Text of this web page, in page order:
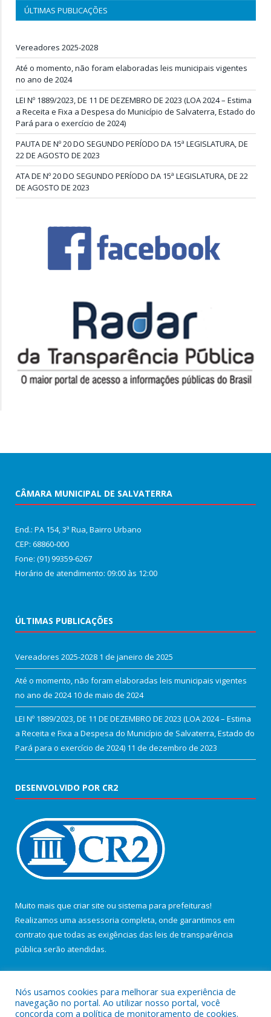
ÚLTIMAS PUBLICAÇÕES
Vereadores 2025-2028
Até o momento, não foram elaboradas leis municipais vigentes
no ano de 2024
LEI Nº 1889/2023, DE 11 DE DEZEMBRO DE 2023 (LOA 2024 – Estima
a Receita e Fixa a Despesa do Município de Salvaterra, Estado do
Pará para o exercício de 2024)
PAUTA DE Nº 20 DO SEGUNDO PERÍODO DA 15ª LEGISLATURA, DE
22 DE AGOSTO DE 2023
ATA DE Nº 20 DO SEGUNDO PERÍODO DA 15ª LEGISLATURA, DE 22
DE AGOSTO DE 2023
CÂMARA MUNICIPAL DE SALVATERRA
End.: PA 154, 3ª Rua, Bairro Urbano
CEP: 68860‑000
Fone: (91) 99359-6267
Horário de atendimento: 09:00 às 12:00
ÚLTIMAS PUBLICAÇÕES
Vereadores 2025-2028 1 de janeiro de 2025
Até o momento, não foram elaboradas leis municipais vigentes
no ano de 2024 10 de maio de 2024
LEI Nº 1889/2023, DE 11 DE DEZEMBRO DE 2023 (LOA 2024 – Estima
a Receita e Fixa a Despesa do Município de Salvaterra, Estado do
Pará para o exercício de 2024) 11 de dezembro de 2023
DESENVOLVIDO POR CR2
Muito mais que criar site ou sistema para prefeituras!
Realizamos uma assessoria completa, onde garantimos em
contrato que todas as exigências das leis de transparência
pública serão atendidas.
Nós usamos cookies para melhorar sua experiência de
navegação no portal. Ao utilizar nosso portal, você
concorda com a política de monitoramento de cookies.